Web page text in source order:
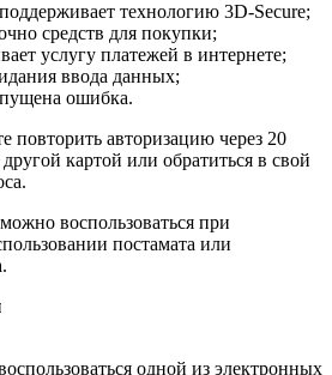
технологию 3D-Secure;
средств для покупки;
услугу платежей в интернете;
ввода данных;
ошибка.
повторить авторизацию через 20
картой или обратиться в свой
воспользоваться при
постамата или
одной из электронных